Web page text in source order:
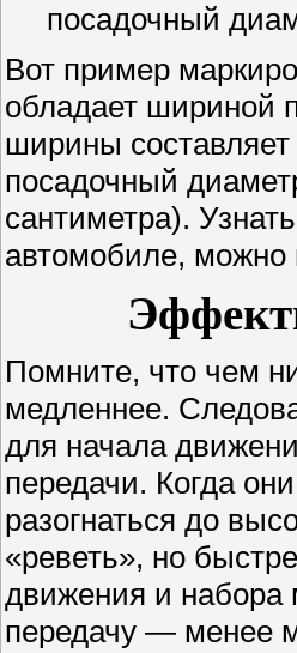
посадочный
Вот пример
обладает шириной
ширины
посадочный
сантиметра).
автомобиле, можно
Помните, что чем
медленнее.
для начала
передачи. Когда
разогнаться до
«реветь», но
движения и набора
передачу — менее